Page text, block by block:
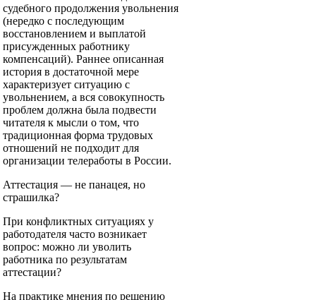
судебного продолжения увольнения
(нередко с последующим
восстановлением и выплатой
присужденных работнику
компенсаций). Раннее описанная
история в достаточной мере
характеризует ситуацию с
увольнением, а вся совокупность
проблем должна была подвести
читателя к мысли о том, что
традиционная форма трудовых
отношений не подходит для
организации телеработы в России.
Аттестация — не панацея, но
страшилка?
При конфликтных ситуациях у
работодателя часто возникает
вопрос: можно ли уволить
работника по результатам
аттестации?
На практике мнения по решению